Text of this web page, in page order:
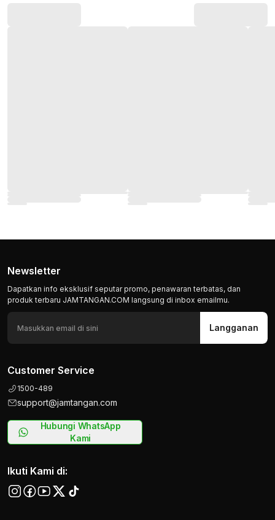
Newsletter
Dapatkan info eksklusif seputar promo, penawaran terbatas, dan
produk terbaru JAMTANGAN.COM langsung di inbox emailmu.
Langganan
Customer Service
1500-489
support@jamtangan.com
Hubungi WhatsApp
Kami
Ikuti Kami di: